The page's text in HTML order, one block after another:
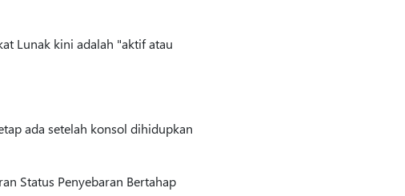
Lunak kini adalah "aktif atau
ada setelah konsol dihidupkan
Status Penyebaran Bertahap